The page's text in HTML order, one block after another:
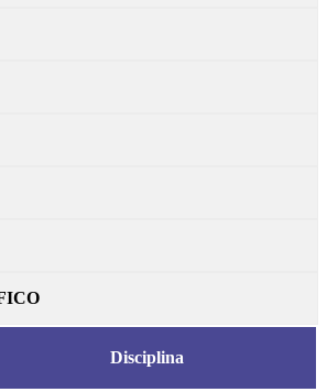
Disciplina